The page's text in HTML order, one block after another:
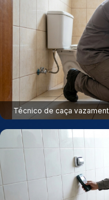
Técnico de caça